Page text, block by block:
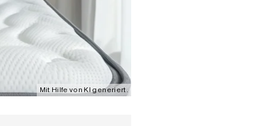
Mit Hilfe von KI generiert.